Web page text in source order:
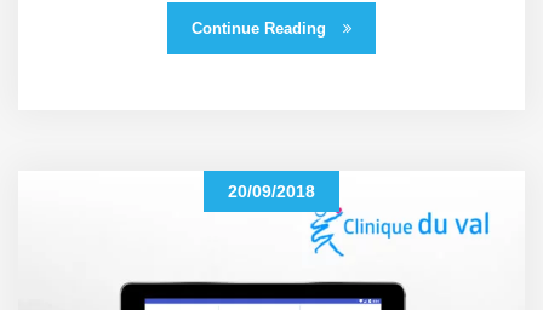
Continue Reading
20/09/2018